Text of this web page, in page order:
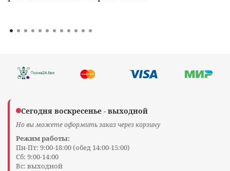
Сегодня воскресенье - выходной
Но вы можете оформить заказ через корзину
Режим работы:
Пн-Пт: 9:00-18:00 (обед 14:00-15:00)
Сб: 9:00-14:00
Вс: выходной